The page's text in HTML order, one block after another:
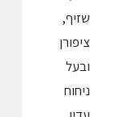
שזיף,
ציפורן
ובעל
ניחוח